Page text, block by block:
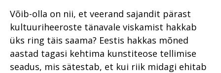
Võib-olla on nii, et veerand sajandit pärast
kultuuriheeroste tänavale viskamist hakkab
üks ring täis saama? Eestis hakkas mõned
aastad tagasi kehtima kunstiteose tellimise
seadus, mis sätestab, et kui riik midagi ehitab